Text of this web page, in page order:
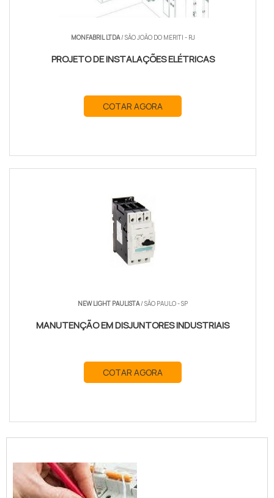
MONFABRIL LTDA/ SÃO JOÃO DO MERITI - RJ
PROJETO DE INSTALAÇÕES ELÉTRICAS
COTAR AGORA
NEW LIGHT PAULISTA/ SÃO PAULO - SP
MANUTENÇÃO EM DISJUNTORES INDUSTRIAIS
COTAR AGORA